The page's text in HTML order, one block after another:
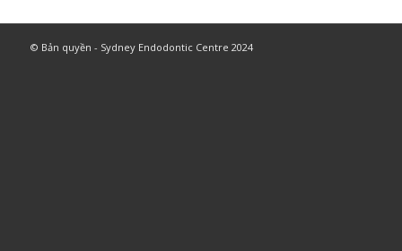
© Bản quyền - Sydney Endodontic Centre 2024